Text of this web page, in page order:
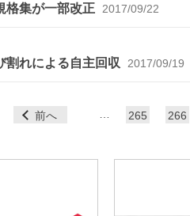
格集が一部改正 2017/09/22
割れによる自主回収
2017/09/19
前へ 265 266